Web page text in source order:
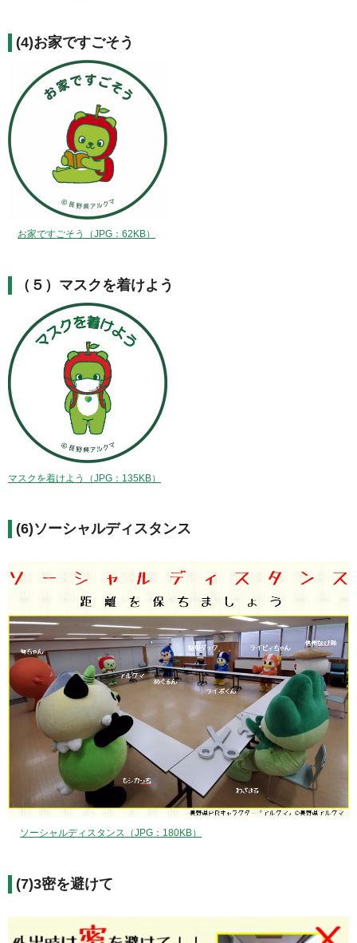
(4)お家ですごそう
お家ですごそう（JPG：62KB）
（５）マスクを着けよう
マスクを着けよう（JPG：135KB）
(6)ソーシャルディスタンス
ソーシャルディスタンス（JPG：180KB）
(7)3密を避けて